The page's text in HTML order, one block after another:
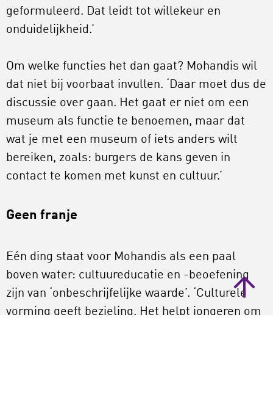
geformuleerd. Dat leidt tot willekeur en
onduidelijkheid.’
Om welke functies het dan gaat? Mohandis wil
dat niet bij voorbaat invullen. ‘Daar moet dus de
discussie over gaan. Het gaat er niet om een
museum als functie te benoemen, maar dat
wat je met een museum of iets anders wilt
bereiken, zoals: burgers de kans geven in
contact te komen met kunst en cultuur.’
Geen franje
Eén ding staat voor Mohandis als een paal
boven water: cultuureducatie en -beoefening
zijn van ‘onbeschrijfelijke waarde’. ‘Culturele
vorming geeft bezieling. Het helpt jongeren om